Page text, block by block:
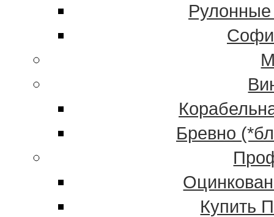
Бревно
Купить